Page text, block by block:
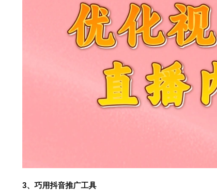
3、巧用抖音推广工具